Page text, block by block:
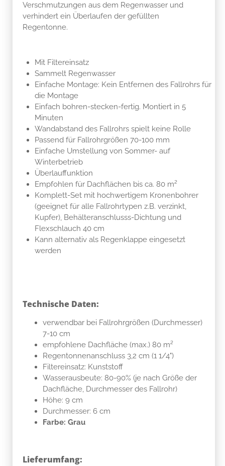
Verschmutzungen aus dem Regenwasser und
verhindert ein Überlaufen der gefüllten
Regentonne.
Mit Filtereinsatz
Sammelt Regenwasser
Einfache Montage: Kein Entfernen des Fallrohrs für
die Montage
Einfach bohren-stecken-fertig. Montiert in 5
Minuten
Wandabstand des Fallrohrs spielt keine Rolle
Passend für Fallrohrgrößen 70-100 mm
Einfache Umstellung von Sommer- auf
Winterbetrieb
Überlauffunktion
Empfohlen für Dachflächen bis ca. 80 m²
Komplett-Set mit hochwertigem Kronenbohrer
(geeignet für alle Fallrohrtypen z.B. verzinkt,
Kupfer), Behälteranschlusss-Dichtung und
Flexschlauch 40 cm
Kann alternativ als Regenklappe eingesetzt
werden
Technische Daten:
verwendbar bei Fallrohrgrößen (Durchmesser)
7-10 cm
empfohlene Dachfläche (max.) 80 m²
Regentonnenanschluss 3,2 cm (1 1/4")
Filtereinsatz: Kunststoff
Wasserausbeute: 80-90% (je nach Größe der
Dachfläche, Durchmesser des Fallrohr)
Höhe: 9 cm
Durchmesser: 6 cm
Farbe: Grau
Lieferumfang: